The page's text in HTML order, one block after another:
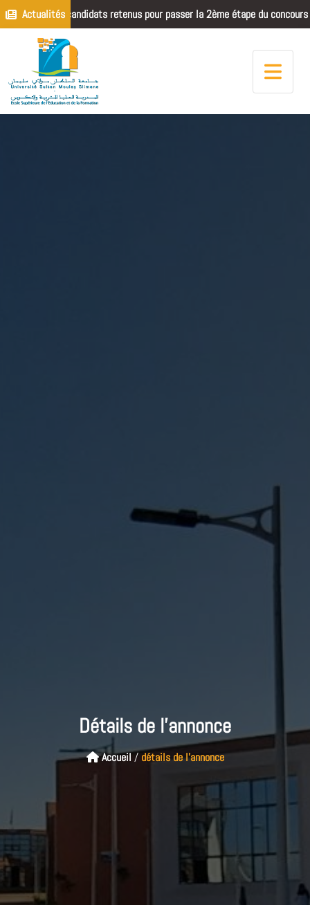
Actualités
des candidats retenus pour passer la 2ème étape du concours de
Détails de l'annonce
Accueil/ détails de l'annonce